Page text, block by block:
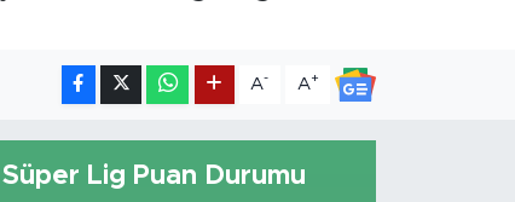
A- A+
Süper Lig Puan Durumu